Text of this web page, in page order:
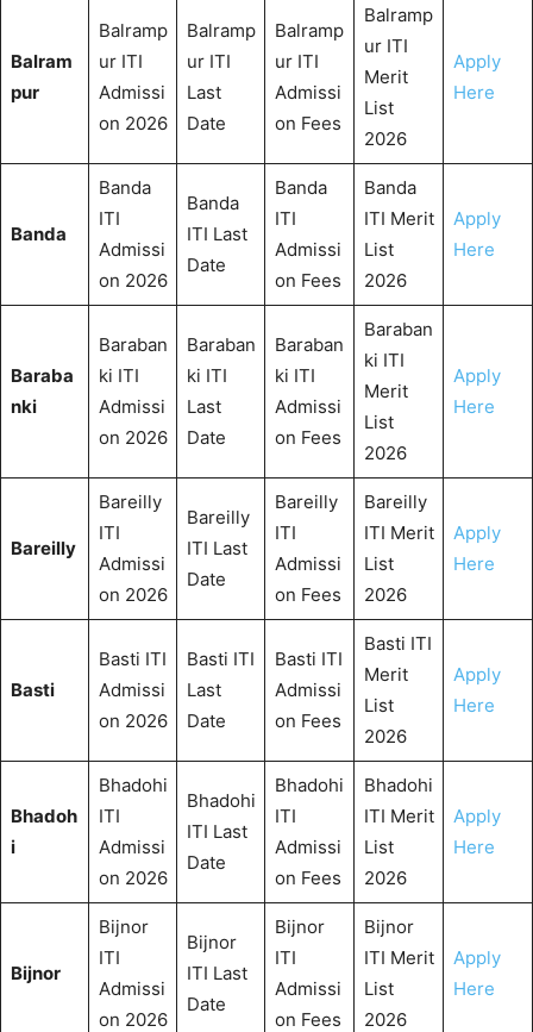
Balram
pur
Balramp
ur ITI
Admissi
on 2026
Balramp
ur ITI
Last
Date
Balramp
ur ITI
Admissi
on Fees
Balramp
ur ITI
Merit
List
2026
Apply
Here
Banda
Banda
ITI
Admissi
on 2026
Banda
ITI Last
Date
Banda
ITI
Admissi
on Fees
Banda
ITI Merit
List
2026
Apply
Here
Baraba
nki
Baraban
ki ITI
Admissi
on 2026
Baraban
ki ITI
Last
Date
Baraban
ki ITI
Admissi
on Fees
Baraban
ki ITI
Merit
List
2026
Apply
Here
Bareilly
Bareilly
ITI
Admissi
on 2026
Bareilly
ITI Last
Date
Bareilly
ITI
Admissi
on Fees
Bareilly
ITI Merit
List
2026
Apply
Here
Basti
Basti ITI
Admissi
on 2026
Basti ITI
Last
Date
Basti ITI
Admissi
on Fees
Basti ITI
Merit
List
2026
Apply
Here
Bhadoh
i
Bhadohi
ITI
Admissi
on 2026
Bhadohi
ITI Last
Date
Bhadohi
ITI
Admissi
on Fees
Bhadohi
ITI Merit
List
2026
Apply
Here
Bijnor
Bijnor
ITI
Admissi
on 2026
Bijnor
ITI Last
Date
Bijnor
ITI
Admissi
on Fees
Bijnor
ITI Merit
List
2026
Apply
Here